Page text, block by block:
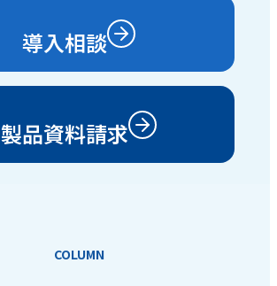
導入相談
製品資料請求
COLUMN